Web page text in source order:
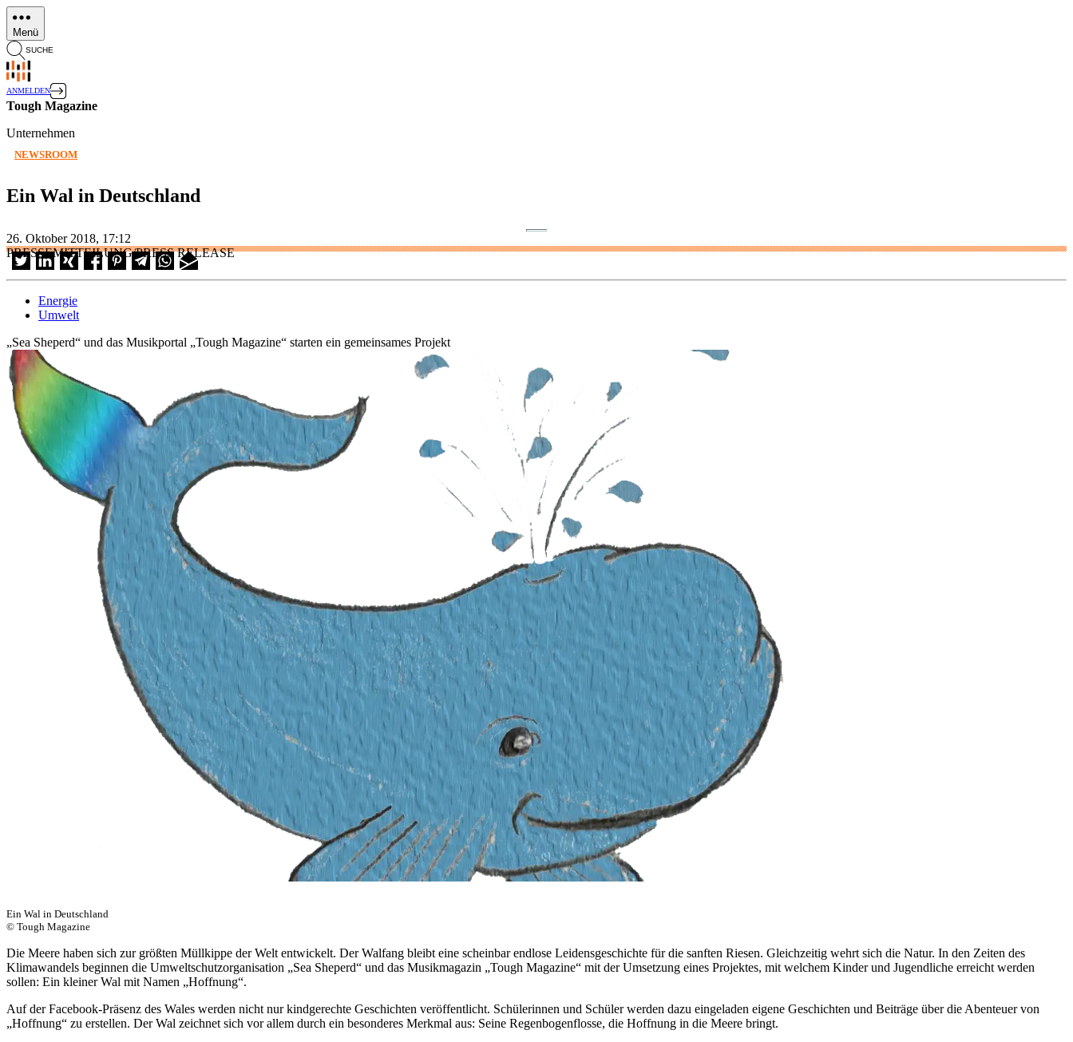
Direkt
zum
Inhalt
Menü
SUCHE
ANMELDEN
Tough Magazine
Unternehmen
NEWSROOM
Ein Wal in Deutschland
26. Oktober 2018, 17:12
PRESSEMITTEILUNG/PRESS RELEASE
Energie
Umwelt
„Sea Sheperd“ und das Musikportal „Tough Magazine“ starten ein gemeinsames Projekt
Ein Wal in Deutschland
© Tough Magazine
Die Meere haben sich zur größten Müllkippe der Welt entwickelt. Der Walfang bleibt eine scheinbar endlose Leidensgeschichte für die sanften Riesen. Gleichzeitig wehrt sich die Natur. In den Zeiten des
Klimawandels beginnen die Umweltschutzorganisation „Sea Sheperd“ und das Musikmagazin „Tough Magazine“ mit der Umsetzung eines Projektes, mit welchem Kinder und Jugendliche erreicht werden
sollen: Ein kleiner Wal mit Namen „Hoffnung“.
Auf der Facebook-Präsenz des Wales werden nicht nur kindgerechte Geschichten veröffentlicht. Schülerinnen und Schüler werden dazu eingeladen eigene Geschichten und Beiträge über die Abenteuer von
„Hoffnung“ zu erstellen. Der Wal zeichnet sich vor allem durch ein besonderes Merkmal aus: Seine Regenbogenflosse, die Hoffnung in die Meere bringt.